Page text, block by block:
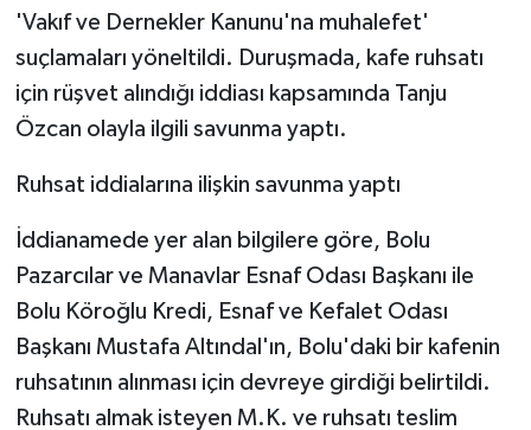
'Vakıf ve Dernekler Kanunu'na muhalefet'
suçlamaları yöneltildi. Duruşmada, kafe ruhsatı
için rüşvet alındığı iddiası kapsamında Tanju
Özcan olayla ilgili savunma yaptı.
Ruhsat iddialarına ilişkin savunma yaptı
İddianamede yer alan bilgilere göre, Bolu
Pazarcılar ve Manavlar Esnaf Odası Başkanı ile
Bolu Köroğlu Kredi, Esnaf ve Kefalet Odası
Başkanı Mustafa Altındal'ın, Bolu'daki bir kafenin
ruhsatının alınması için devreye girdiği belirtildi.
Ruhsatı almak isteyen M.K. ve ruhsatı teslim